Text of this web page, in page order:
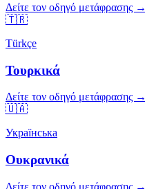
Δείτε τον οδηγό μετάφρασης →
🇹🇷
Türkçe
Τουρκικά
Δείτε τον οδηγό μετάφρασης →
🇺🇦
Українська
Ουκρανικά
Δείτε τον οδηγό μετάφρασης →